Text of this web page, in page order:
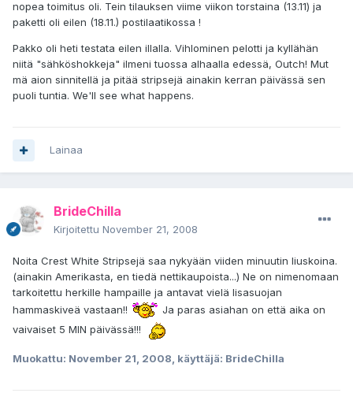
nopea toimitus oli. Tein tilauksen viime viikon torstaina (13.11) ja
paketti oli eilen (18.11.) postilaatikossa !
Pakko oli heti testata eilen illalla. Vihlominen pelotti ja kyllähän
niitä "sähköshokkeja" ilmeni tuossa alhaalla edessä, Outch! Mut
mä aion sinnitellä ja pitää stripsejä ainakin kerran päivässä sen
puoli tuntia. We'll see what happens.
Lainaa
BrideChilla
Kirjoitettu November 21, 2008
Noita Crest White Stripsejä saa nykyään viiden minuutin liuskoina.
(ainakin Amerikasta, en tiedä nettikaupoista...) Ne on nimenomaan
tarkoitettu herkille hampaille ja antavat vielä lisasuojan
hammaskiveä vastaan!!
Ja paras asiahan on että aika on
vaivaiset 5 MIN päivässä!!!
Muokattu: November 21, 2008, käyttäjä: BrideChilla